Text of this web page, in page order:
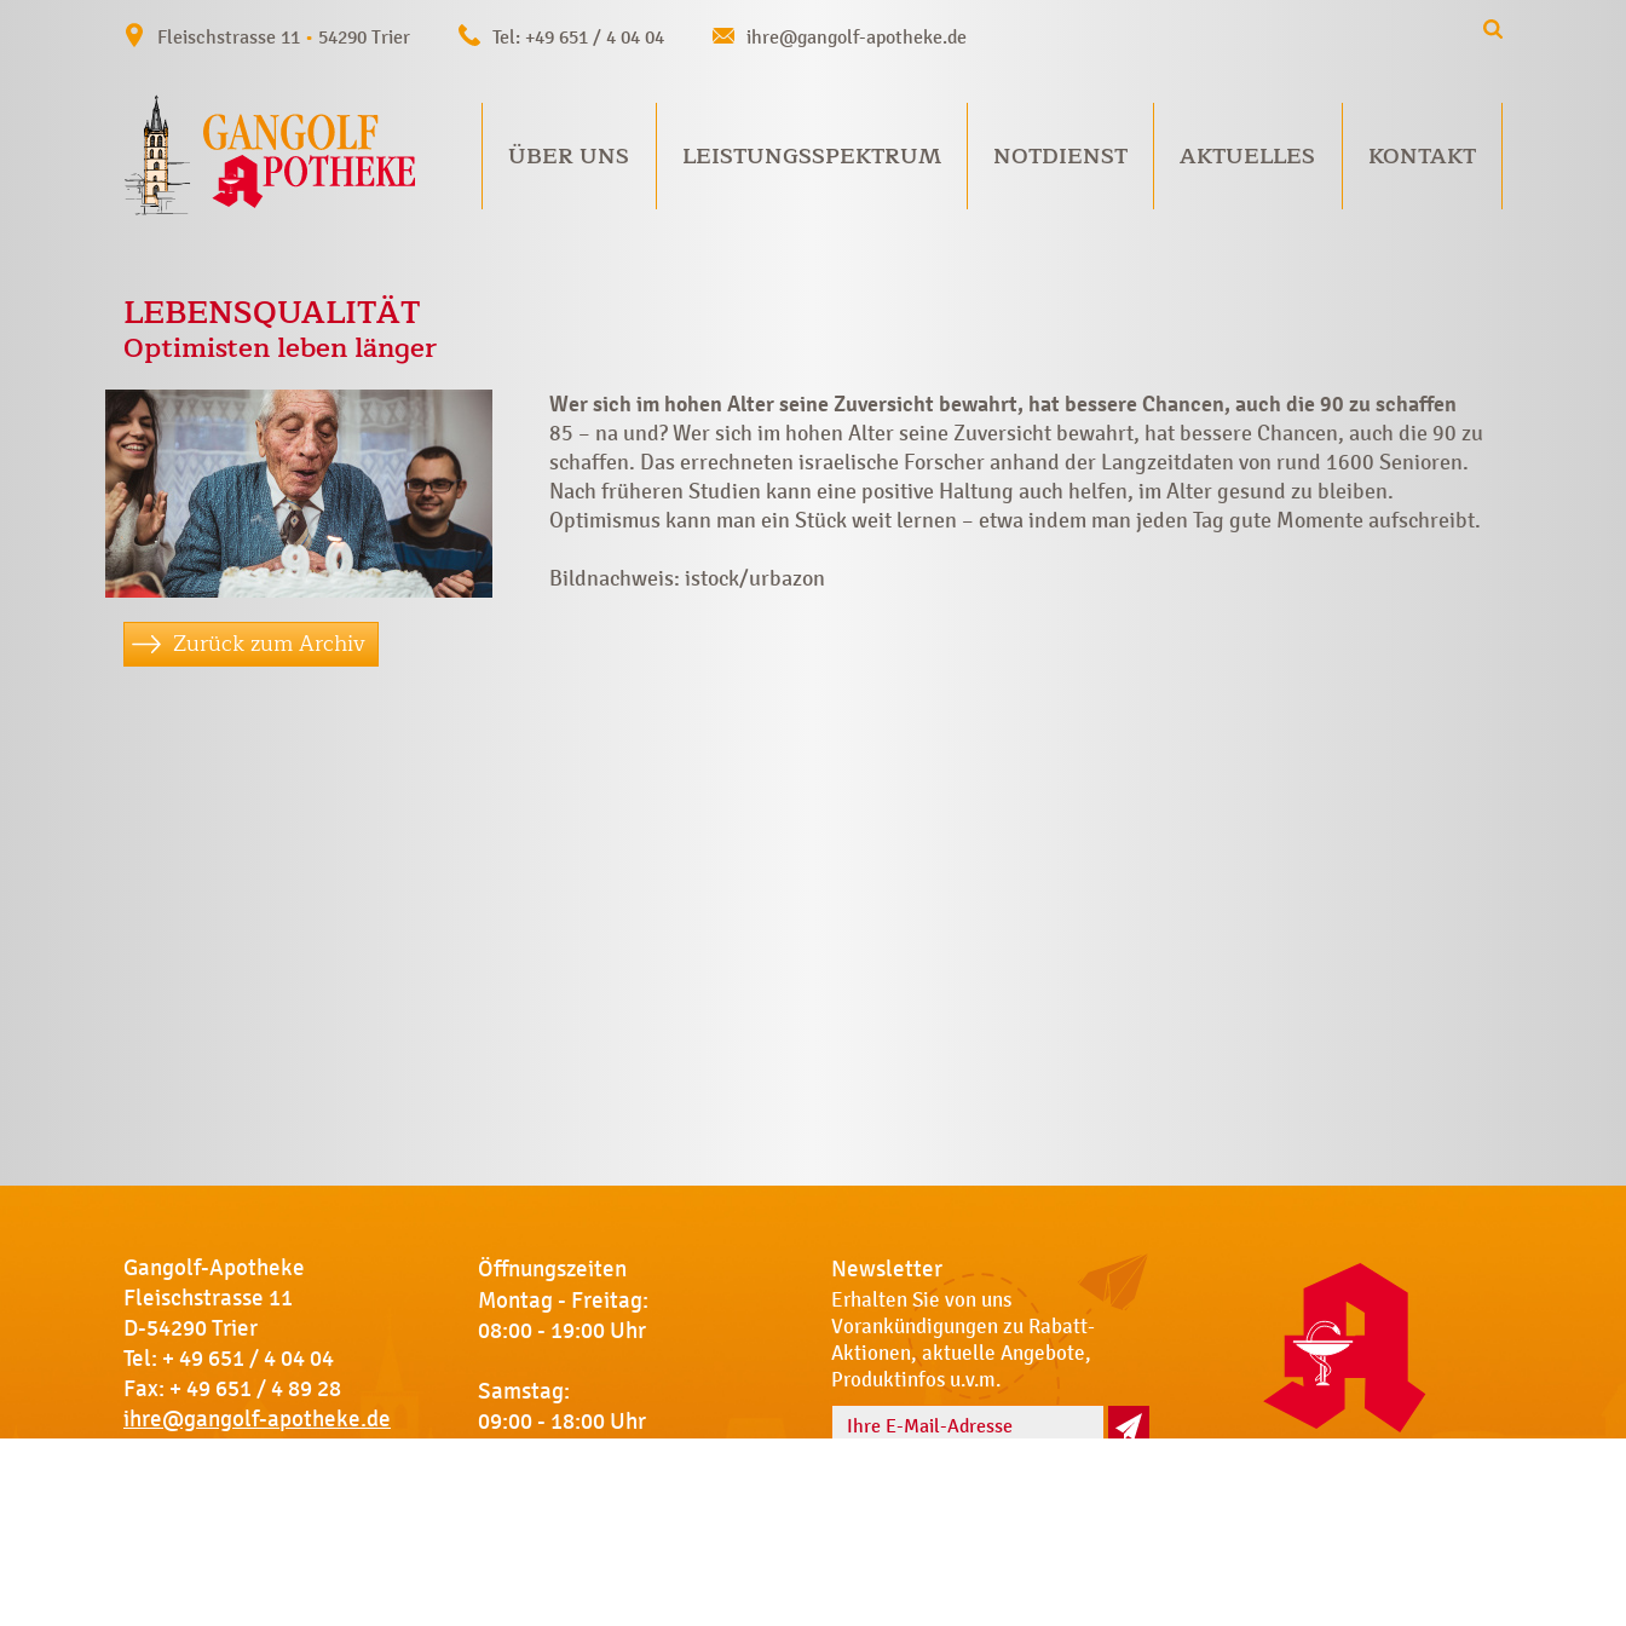
Fleischstrasse 11 • 54290 Trier Tel: +49 651 / 4 04 04 ihre@gangolf-apotheke.de
ÜBER UNS LEISTUNGSSPEKTRUM NOTDIENST AKTUELLES KONTAKT
LEBENSQUALITÄT
Optimisten leben länger
Wer sich im hohen Alter seine Zuversicht bewahrt, hat bessere Chancen, auch die 90 zu schaffen
85 – na und? Wer sich im hohen Alter seine Zuversicht bewahrt, hat bessere Chancen, auch die 90 zu
schaffen. Das errechneten israelische Forscher anhand der Langzeitdaten von rund 1600 Senioren.
Nach früheren Studien kann eine positive Haltung auch helfen, im Alter gesund zu bleiben.
Optimismus kann man ein Stück weit lernen – etwa indem man jeden Tag gute Momente aufschreibt.
Bildnachweis: istock/urbazon
Zurück zum Archiv
Gangolf-Apotheke
Fleischstrasse 11
D-54290 Trier
Tel: + 49 651 / 4 04 04
Fax: + 49 651 / 4 89 28
ihre@gangolf-apotheke.de
Öffnungszeiten
Montag - Freitag:
08:00 - 19:00 Uhr
Samstag:
09:00 - 18:00 Uhr
Newsletter
Erhalten Sie von uns
Vorankündigungen zu Rabatt-
Aktionen, aktuelle Angebote,
Produktinfos u.v.m.
Name